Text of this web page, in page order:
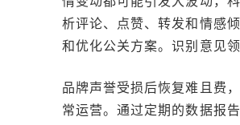
析评论、点赞、转发和情感
和优化公关方案。识别意见
品牌声誉受损后恢复难且费
常运营。通过定期的数据报